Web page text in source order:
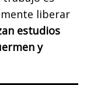
liberar
estudios
y